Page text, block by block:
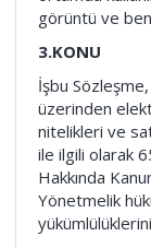
görüntü ve
3.KONU
İşbu
üzerinden
nitelikleri ve
ile ilgili olarak
Hakkında
Yönetmelik